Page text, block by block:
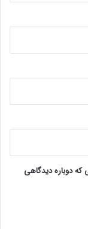
که دوباره دیدگاهی